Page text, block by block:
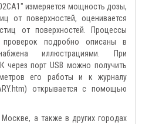
измеряется мощность дозы,
от поверхностей, оценивается
от поверхностей. Процессы
проверок подробно описаны в
иллюстрациями. При
через порт USB можно получить
его работы и к журналу
открывается с помощью
а также в других городах